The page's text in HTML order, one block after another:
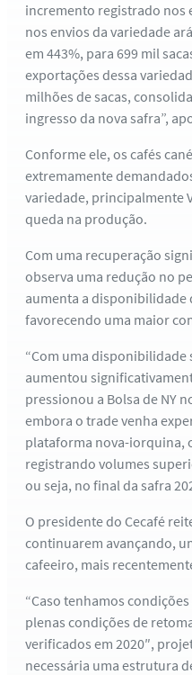
incremento registrado nos
nos envios da variedade
em 443%, para 699 mil
exportações dessa
milhões de sacas,
ingresso da nova safra”,
Conforme ele, os cafés
extremamente
variedade, principalmente
queda na produção.
Com uma recuperação
observa uma redução no
aumenta a disponibilidade
favorecendo uma maior
“Com uma disponibilidade
aumentou
pressionou a Bolsa de NY
embora o trade venha
plataforma nova-iorquina,
registrando volumes
ou seja, no final da safra
O presidente do Cecafé
continuarem avançando,
cafeeiro, mais
“Caso tenhamos
plenas condições de
verificados em 2020″,
necessária uma estrutura